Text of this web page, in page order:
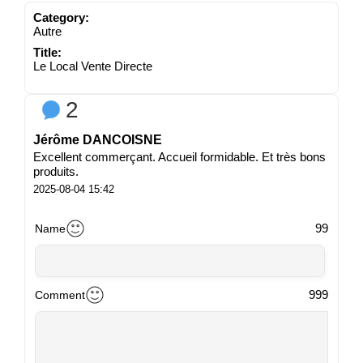
Category:
Autre
Title:
Le Local Vente Directe
2
Jérôme DANCOISNE
Excellent commerçant. Accueil formidable. Et très bons
produits.
2025-08-04 15:42
Name 99
Comment 999